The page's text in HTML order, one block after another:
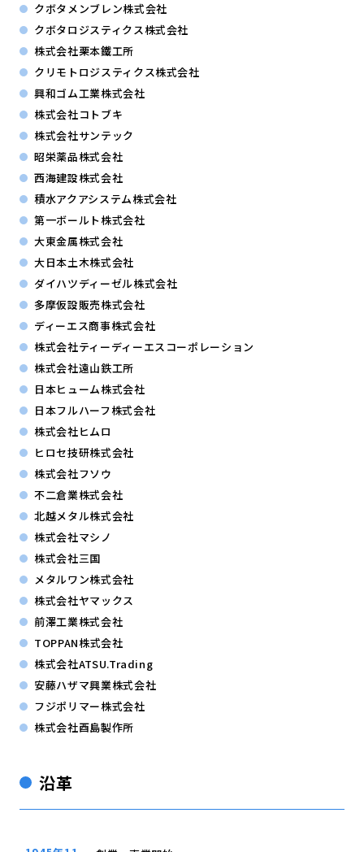
クボタメンブレン株式会社
クボタロジスティクス株式会社
株式会社栗本鐵工所
クリモトロジスティクス株式会社
興和ゴム工業株式会社
株式会社コトブキ
株式会社サンテック
昭栄薬品株式会社
西海建設株式会社
積水アクアシステム株式会社
第一ボールト株式会社
大東金属株式会社
大日本土木株式会社
ダイハツディーゼル株式会社
多摩仮設販売株式会社
ディーエス商事株式会社
株式会社ティーディーエスコーポレーション
株式会社遠山鉄工所
日本ヒューム株式会社
日本フルハーフ株式会社
株式会社ヒムロ
ヒロセ技研株式会社
株式会社フソウ
不二倉業株式会社
北越メタル株式会社
株式会社マシノ
株式会社三国
メタルワン株式会社
株式会社ヤマックス
前澤工業株式会社
TOPPAN株式会社
株式会社ATSU.Trading
安藤ハザマ興業株式会社
フジポリマー株式会社
株式会社酉島製作所
沿革